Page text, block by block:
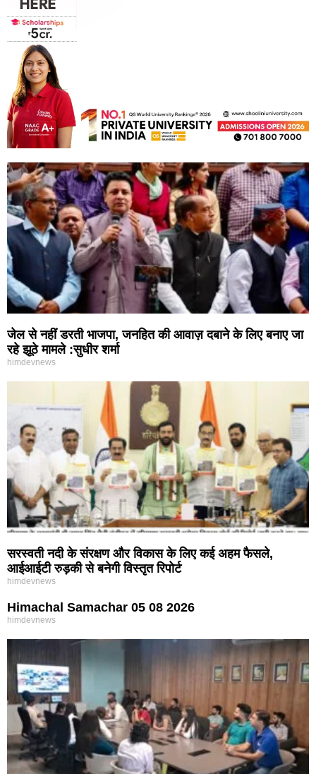
जेल से नहीं डरती भाजपा, जनहित की आवाज़ दबाने के लिए बनाए जा
रहे झूठे मामले :सुधीर शर्मा
himdevnews
सरस्वती नदी के संरक्षण और विकास के लिए कई अहम फैसले,
आईआईटी रुड़की से बनेगी विस्तृत रिपोर्ट
himdevnews
Himachal Samachar 05 08 2026
himdevnews